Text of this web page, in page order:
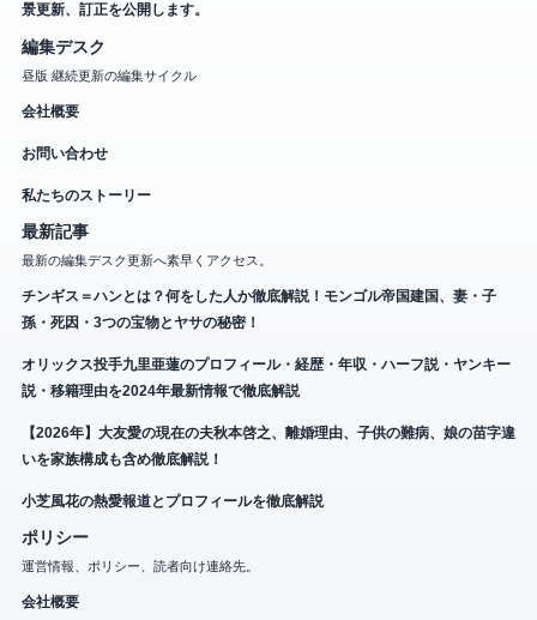
景更新、訂正を公開します。
編集デスク
昼版 継続更新の編集サイクル
会社概要
お問い合わせ
私たちのストーリー
最新記事
最新の編集デスク更新へ素早くアクセス。
チンギス＝ハンとは？何をした人か徹底解説！モンゴル帝国建国、妻・子
孫・死因・3つの宝物とヤサの秘密！
オリックス投手九里亜蓮のプロフィール・経歴・年収・ハーフ説・ヤンキー
説・移籍理由を2024年最新情報で徹底解説
【2026年】大友愛の現在の夫秋本啓之、離婚理由、子供の難病、娘の苗字違
いを家族構成も含め徹底解説！
小芝風花の熱愛報道とプロフィールを徹底解説
ポリシー
運営情報、ポリシー、読者向け連絡先。
会社概要